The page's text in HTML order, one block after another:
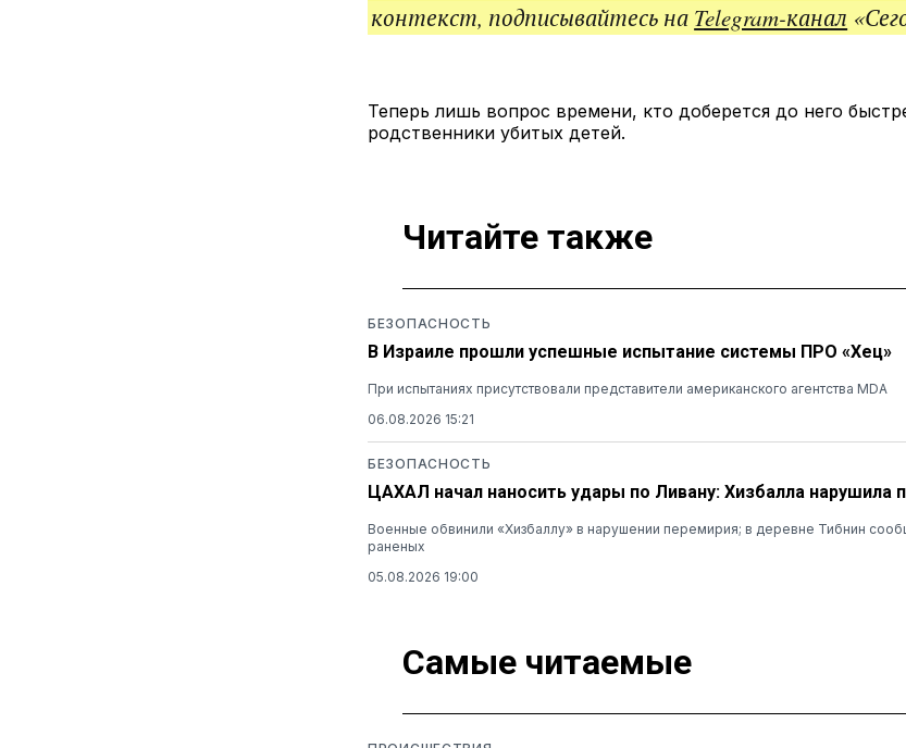
контекст, подписывайтесь на Telegram-канал
Теперь лишь вопрос времени, кто доберется до него
родственники убитых детей.
Читайте также
БЕЗОПАСНОСТЬ
В Израиле прошли успешные испытание системы ПРО «Хец»
При испытаниях присутствовали представители американского агентства MDA
06.08.2026 15:21
БЕЗОПАСНОСТЬ
ЦАХАЛ начал наносить удары по Ливану: Хизбалла нарушила
Военные обвинили «Хизбаллу» в нарушении перемирия; в деревне Тибнин
раненых
05.08.2026 19:00
Самые читаемые